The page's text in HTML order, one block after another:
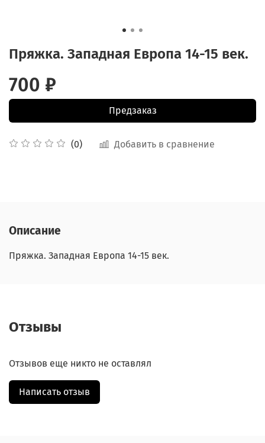
Пряжка. Западная Европа 14-15 век.
(0) Добавить в сравнение
700 ₽
Предзаказ
Описание
Пряжка. Западная Европа 14-15 век.
Отзывы
Отзывов еще никто не оставлял
Написать отзыв